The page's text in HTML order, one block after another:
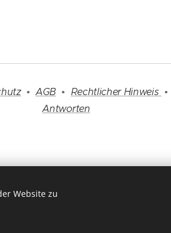
•AGB • Rechtlicher Hinweis •
Antworten
angekommen ▲ Einfach mehr erfahren
Website zu